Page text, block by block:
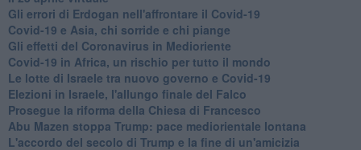
Gli errori di Erdogan nell'affrontare il Covid-19
Covid-19 e Asia, chi sorride e chi piange
Gli effetti del Coronavirus in Medioriente
Covid-19 in Africa, un rischio per tutto il mondo
Le lotte di Israele tra nuovo governo e Covid-19
Elezioni in Israele, l'allungo finale del Falco
Prosegue la riforma della Chiesa di Francesco
Abu Mazen stoppa Trump: pace mediorientale lontana
L'accordo del secolo di Trump e la fine di un'amicizia